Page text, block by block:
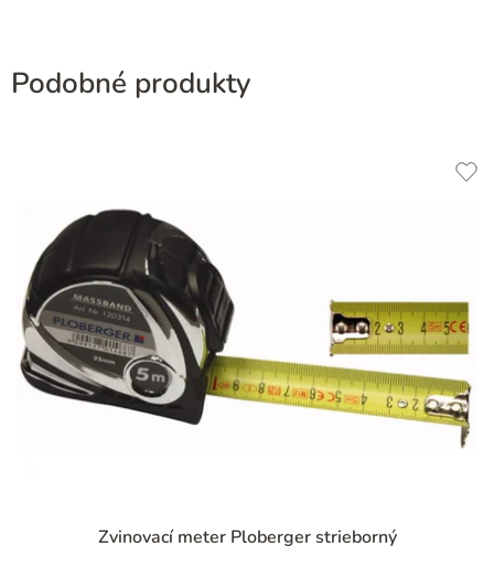
Podobné produkty
Zvinovací meter Ploberger strieborný
hodnotenie